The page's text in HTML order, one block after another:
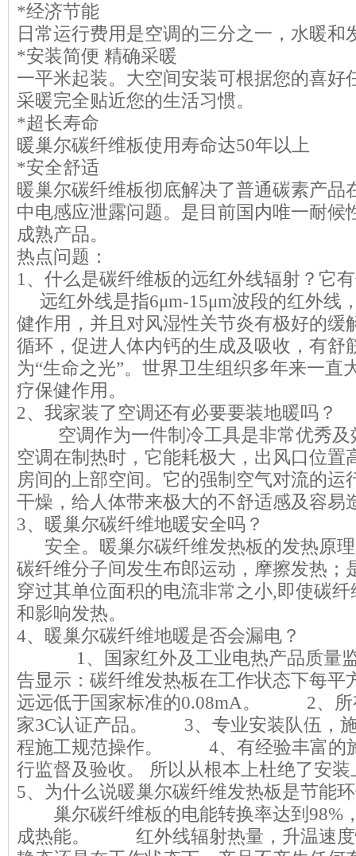
*经济节能
日常运行费用是空调的三分之一，水暖
*安装简便 精确采暖
一平米起装。大空间安装可根据您的喜好
采暖完全贴近您的生活习惯。
*超长寿命
暖巢尔碳纤维板使用寿命达50年以上
*安全舒适
暖巢尔碳纤维板彻底解决了普通碳素产品
中电感应泄露问题。是目前国内唯一耐候
成熟产品。
热点问题：
1、什么是碳纤维板的远红外线辐射
远红外线是指6μm-15μm波段的红外线
健作用，并且对风湿性关节炎有极好的缓
循环，促进人体内钙的生成及吸收，有舒
为“生命之光”。世界卫生组织多年来一直
疗保健作用。
2、我家装了空调还有必要要装地暖
空调作为一件制冷工具是非常优秀及
空调在制热时，它能耗极大，出风口位置
房间的上部空间。它的强制空气对流的运
干燥，给人体带来极大的不舒适感及容
3、暖巢尔碳纤维地暖安全吗？
安全。暖巢尔碳纤维发热板的发热原
碳纤维分子间发生布郎运动，摩擦发热；
穿过其单位面积的电流非常之小,即使碳
和影响发热。
4、暖巢尔碳纤维地暖是否会漏电？
1、国家红外及工业电热产品质量监
告显示：碳纤维发热板在工作状态下每平
远远低于国家标准的0.08mA。 2、所
家3C认证产品。 3、专业安装队伍，
程施工规范操作。 4、有经验丰富的
行监督及验收。 所以从根本上杜绝了安
5、为什么说暖巢尔碳纤维发热板是节
巢尔碳纤维板的电能转换率达到98%
成热能。 红外线辐射热量，升温速度